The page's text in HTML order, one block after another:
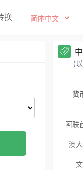
换
(
货
阿联
澳